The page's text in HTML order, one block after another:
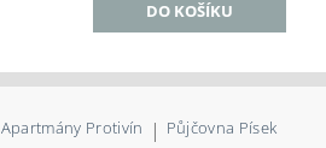
Apartmány Protivín | Půjčovna Písek